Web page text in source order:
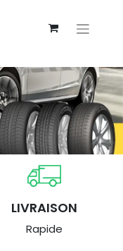
LIVRAISON
Rapide